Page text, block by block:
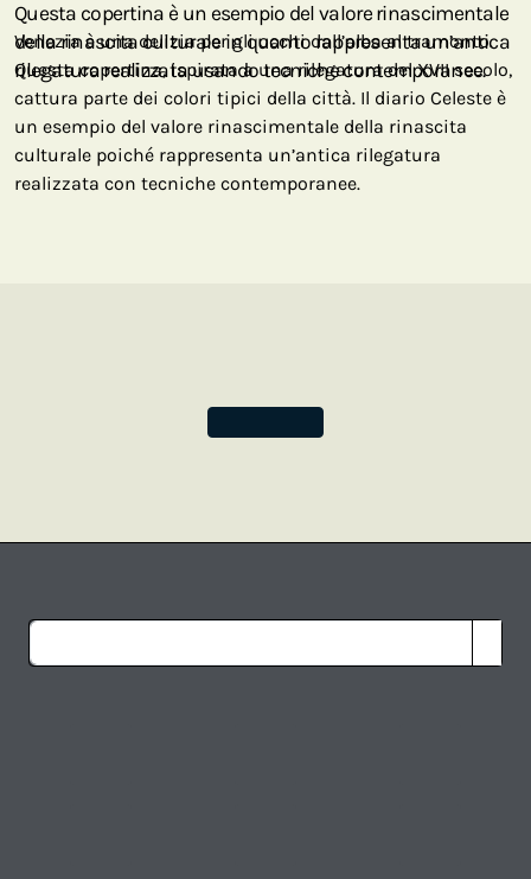
Questa copertina è un esempio del valore rinascimentale
della rinascita culturale in quanto rappresenta un’antica
rilegatura realizzata usando tecniche contemporanee.
Venezia è una delizia per gli occhi dall’alba al tramonto.
Questa copertina, ispirata a una rilegatura del XVII secolo,
cattura parte dei colori tipici della città. Il diario Celeste è
un esempio del valore rinascimentale della rinascita
culturale poiché rappresenta un’antica rilegatura
realizzata con tecniche contemporanee.